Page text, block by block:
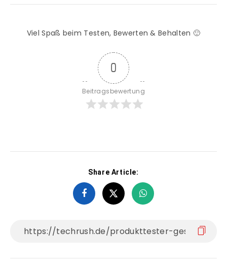
Viel Spaß beim Testen, Bewerten & Behalten 🙂
0
Beitragsbewertung
Share Article: